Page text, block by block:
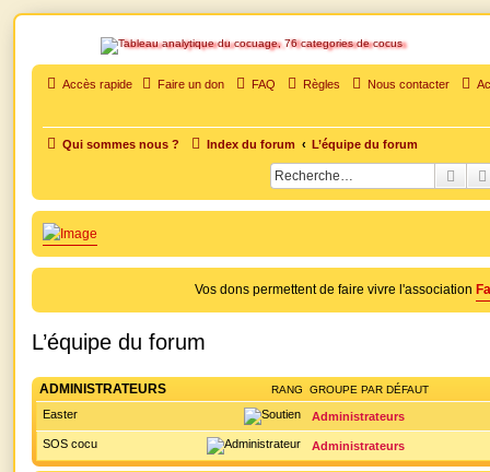
SOS cocu
Accès rapide Faire un don FAQ Règles Nous contacter
Qui sommes nous ? Index du forum L’équipe du forum
Vos dons permettent de faire vivre l'association
L’équipe du forum
RANG
ADMINISTRATEURS GROUPE PAR DÉFAUT
Easter Administrateurs
SOS cocu Administrateurs